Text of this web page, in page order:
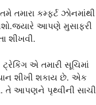
કમ્ફર્ટ ઝોનમાંથી
આપણે મુસાફરી
શીખવી.
એ તમારી સૂચિમાં
શીખી શકાય છે. એક
આપણને પૃથ્વીની સાચી